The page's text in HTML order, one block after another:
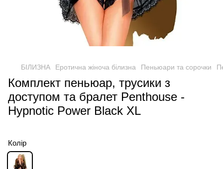
БІЛИЗНА Еротична жіноча білизна Пеньюари та сорочки
Комплект пеньюар, трусики з
доступом та бралет Penthouse -
Hypnotic Power Black XL
Колір